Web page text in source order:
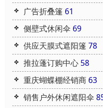
广告折叠篷 61
侧壁式休闲伞 69
供应天膜式遮阳篷 78
推拉蓬订购中心 58
重庆蝴蝶棚经销商 63
销售户外休闲遮阳伞